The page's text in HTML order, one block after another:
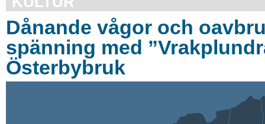
Dånande vågor och
spänning med
Österbybruk